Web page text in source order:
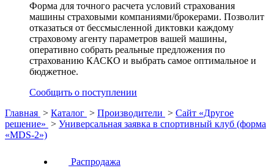
Форма для точного расчета условий страхования
машины страховыми компаниями/брокерами. Позволит
отказаться от бессмысленной диктовки каждому
страховому агенту параметров вашей машины,
оперативно собрать реальные предложения по
страхованию КАСКО и выбрать самое оптимальное и
бюджетное.
Сообщить о поступлении
Главная > Каталог > Производители > Сайт «Другое
решение» > Универсальная заявка в спортивный клуб (форма
«MDS-2»)
Распродажа